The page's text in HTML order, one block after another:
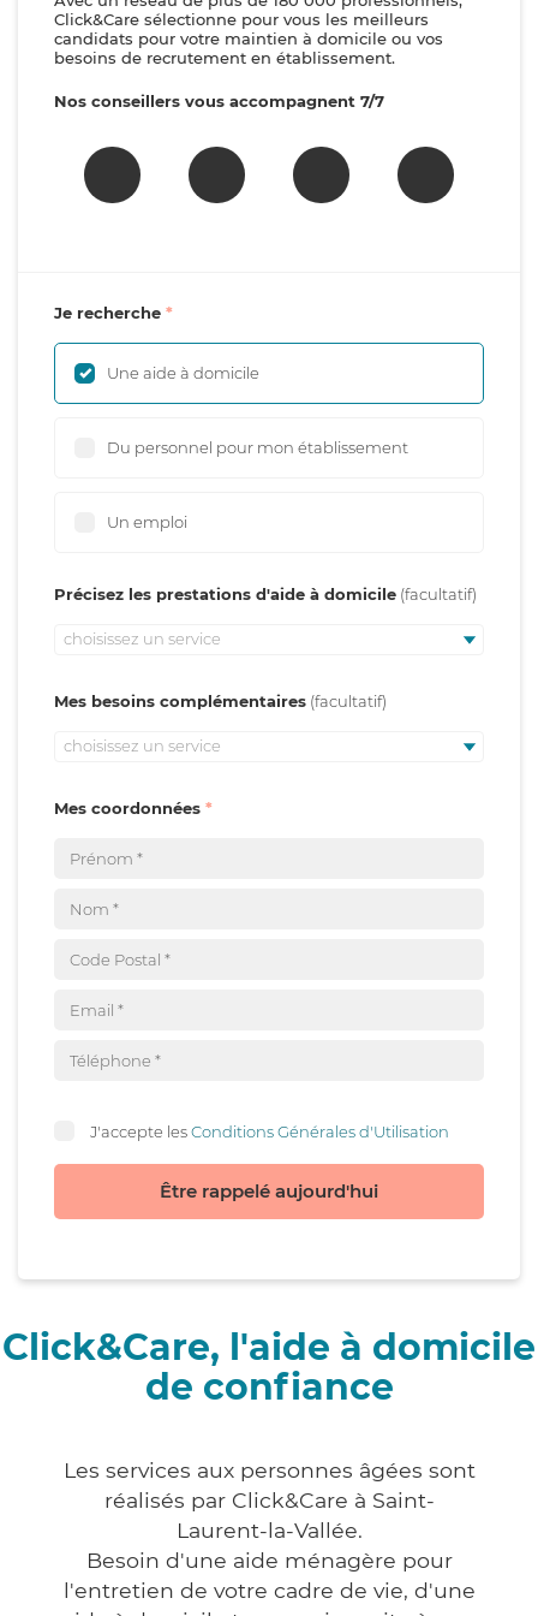
Click&Care sélectionne pour vous les meilleurs
candidats pour votre maintien à domicile ou vos
besoins de recrutement en établissement.
Nos conseillers vous accompagnent 7/7
Je recherche
Une aide à domicile
Du personnel pour mon établissement
Un emploi
Précisez les prestations d'aide à domicile
choisissez un service
Mes besoins complémentaires
choisissez un service
Mes coordonnées
J'accepte lesConditions Générales d'Utilisation
Être rappelé aujourd'hui
Click&Care, l'aide à domicile
de confiance
Les services aux personnes âgées sont
réalisés par Click&Care à Saint-
Laurent-la-Vallée.
Besoin d'une aide ménagère pour
l'entretien de votre cadre de vie, d'une